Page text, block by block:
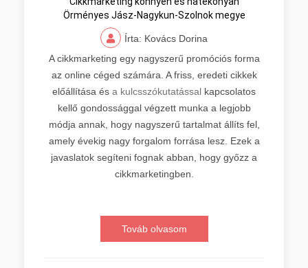
Örményes Jász-Nagykun-Szolnok megye
Írta: Kovács Dorina
A cikkmarketing egy nagyszerű promóciós forma
az online céged számára. A friss, eredeti cikkek
előállítása és a kulcsszókutatással kapcsolatos
kellő gondossággal végzett munka a legjobb
módja annak, hogy nagyszerű tartalmat állíts fel,
amely évekig nagy forgalom forrása lesz. Ezek a
javaslatok segíteni fognak abban, hogy győzz a
cikkmarketingben.
Továb olvasom